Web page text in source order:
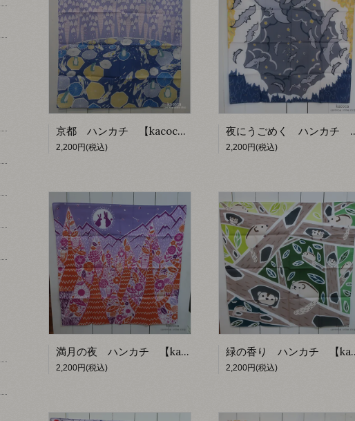
京都 ハンカチ 【kacoca】
2,200円(税込)
夜にうご
2,200円(税込)
満月の夜 ハンカチ 【kacoca】
2,200円(税込)
緑の香
2,200円(税込)